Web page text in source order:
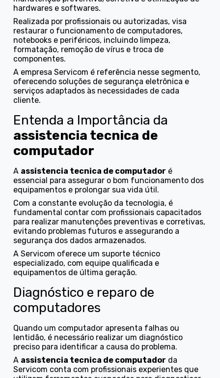
hardwares e softwares.
Realizada por profissionais ou autorizadas, visa
restaurar o funcionamento de computadores,
notebooks e periféricos, incluindo limpeza,
formatação, remoção de vírus e troca de
componentes.
A empresa Servicom é referência nesse segmento,
oferecendo soluções de segurança eletrônica e
serviços adaptados às necessidades de cada
cliente.
Entenda a Importância da
assistencia tecnica de
computador
A assistencia tecnica de computador é
essencial para assegurar o bom funcionamento dos
equipamentos e prolongar sua vida útil.
Com a constante evolução da tecnologia, é
fundamental contar com profissionais capacitados
para realizar manutenções preventivas e corretivas,
evitando problemas futuros e assegurando a
segurança dos dados armazenados.
A Servicom oferece um suporte técnico
especializado, com equipe qualificada e
equipamentos de última geração.
Diagnóstico e reparo de
computadores
Quando um computador apresenta falhas ou
lentidão, é necessário realizar um diagnóstico
preciso para identificar a causa do problema.
A assistencia tecnica de computador da
Servicom conta com profissionais experientes que